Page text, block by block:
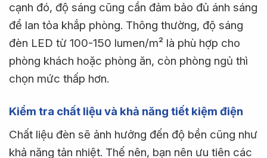
cạnh đó, độ sáng cũng cần đảm bảo đủ ánh sáng
để lan tỏa khắp phòng. Thông thường, độ sáng
đèn LED từ 100-150 lumen/m² là phù hợp cho
phòng khách hoặc phòng ăn, còn phòng ngủ thì
chọn mức thấp hơn.
Kiểm tra chất liệu và khả năng tiết kiệm điện
Chất liệu đèn sẽ ảnh hưởng đến độ bền cũng như
khả năng tản nhiệt. Thế nên, bạn nên ưu tiên các